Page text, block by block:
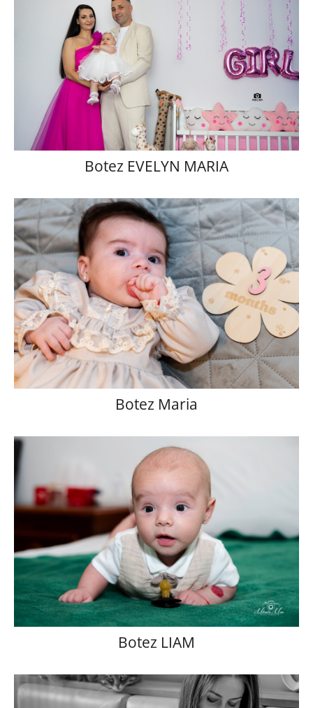
Botez EVELYN MARIA
Botez Maria
Botez LIAM